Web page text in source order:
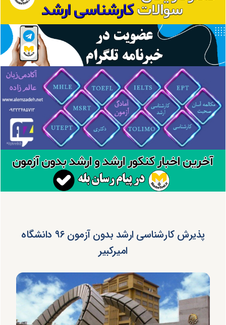
پذیرش کارشناسی ارشد بدون آزمون ۹۶ دانشگاه
امیرکبیر